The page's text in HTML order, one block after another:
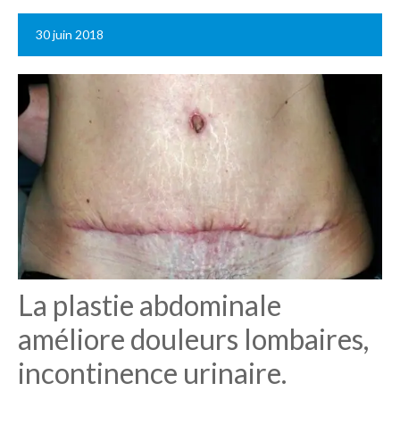
30 juin 2018
La plastie abdominale
améliore douleurs lombaires,
incontinence urinaire.